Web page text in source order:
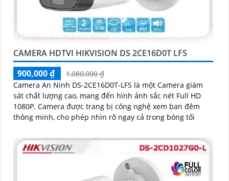
CAMERA HDTVI HIKVISION DS 2CE16D0T LFS
900,000 ₫
1,080,000 ₫
Camera An Ninh DS-2CE16D0T-LFS là một Camera giám
sát chất lượng cao, mang đến hình ảnh sắc nét Full HD
1080P. Camera được trang bị công nghệ xem ban đêm
thông minh, cho phép nhìn rõ ngay cả trong bóng tối